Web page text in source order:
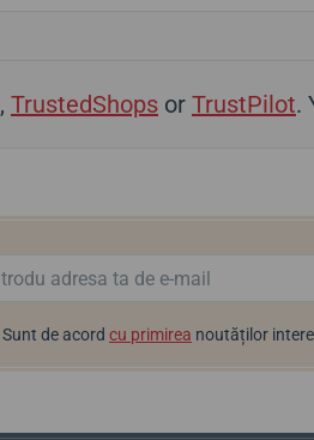
, TrustedShops or TrustPilot.
Sunt de acord cu primirea noutăților